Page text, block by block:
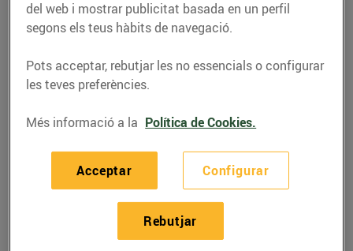
Telèfon
977749700
Horaris Esclatoil Deltebre
Dilluns
del web i mostrar publicitat basada en un perfil
segons els teus hàbits de navegació.
Pots acceptar, rebutjar les no essencials o configurar
les teves preferències.
Més informació a la Política de Cookies.
Configurar
Rebutjar
Acceptar